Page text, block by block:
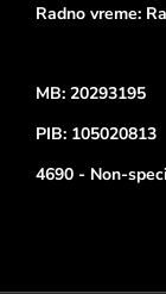
Radno vreme:
MB: 20293195
PIB: 105020813
4690 - Non-